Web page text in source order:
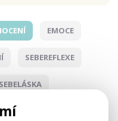
EMOCE
SEBEREFLEXE
SEBELÁSKA